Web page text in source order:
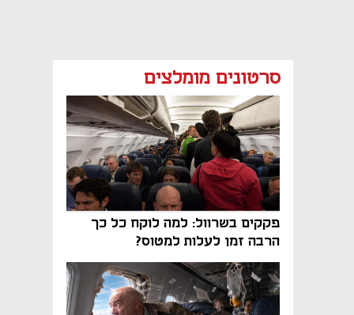
סרטונים מומלצים
פקקים בשרוול: למה לוקח כל כך
הרבה זמן לעלות למטוס?